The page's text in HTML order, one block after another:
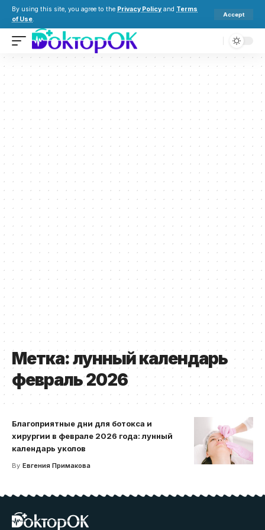
By using this site, you agree to the Privacy Policy and Terms
of Use.
Accept
Метка:лунный календарь
февраль 2026
Благоприятные дни для ботокса и
хирургии в феврале 2026 года: лунный
календарь уколов
By Евгения Примакова